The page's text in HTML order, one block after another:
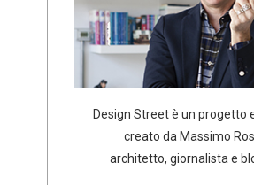
Design Street è un progetto
creato da Massimo
architetto, giornalista e